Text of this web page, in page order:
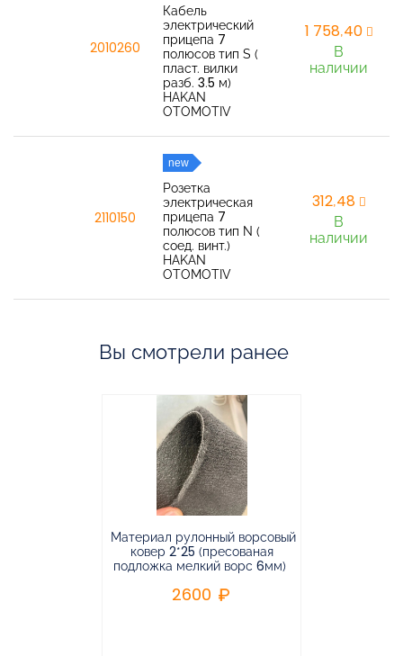
2010260
Кабель
электрический
прицепа 7
полюсов тип S (
пласт. вилки
разб. 3.5 м)
HAKAN
OTOMOTIV
1 758,40
В
наличии
2110150
new
Розетка
электрическая
прицепа 7
полюсов тип N (
соед. винт.)
HAKAN
OTOMOTIV
312,48
В
наличии
Вы смотрели ранее
Материал рулонный ворсовый
ковер 2*25 (пресованая
подложка мелкий ворс 6мм)
2600